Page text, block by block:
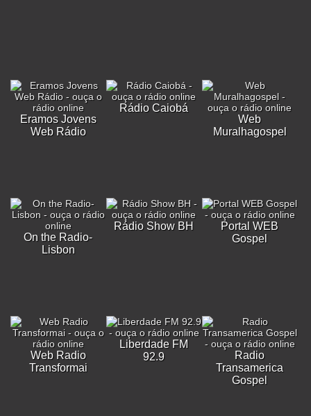
Eramos Jovens
Web Rádio
Rádio Caiobá
Web
Muralhagospel
On the Radio-
Lisbon
Rádio Show BH
Portal WEB
Gospel
Web Radio
Transformai
Liberdade FM
92.9
Radio
Transamerica
Gospel